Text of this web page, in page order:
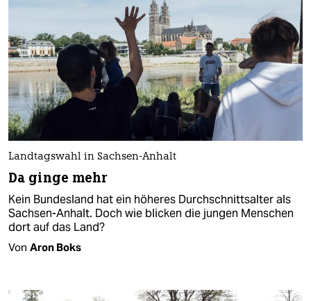
Landtagswahl in Sachsen-Anhalt
Da ginge mehr
Kein Bundesland hat ein höheres Durchschnittsalter als
Sachsen-Anhalt. Doch wie blicken die jungen Menschen
dort auf das Land?
Von Aron Boks